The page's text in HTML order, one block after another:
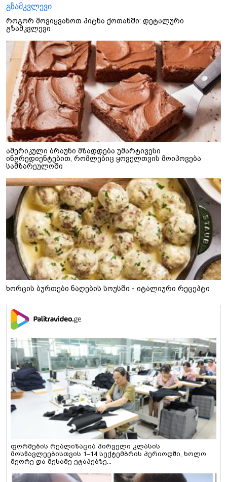
როგორ მოვიყვანოთ პიტნა ქოთანში: დეტალური
გზამკვლევი
ამერიკული ბრაუნი მზადდება უმარტივესი
ინგრედიენტებით, რომლებიც ყოველთვის მოიპოვება
სამზარეულოში
ხორცის ბურთები ნაღების სოუსში - იტალიური რეცეპტი
ფორმების რეალიზაცია პირველი კლასის
მოსწავლეებისთვის 1–14 სექტემბრის პერიოდში, ხოლო
მეორე და მესამე ეტაპებზე...